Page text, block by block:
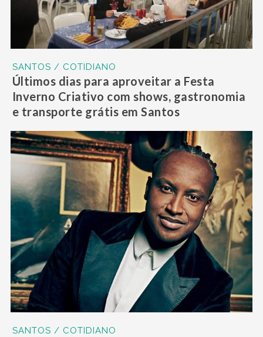
SANTOS / COTIDIANO
Últimos dias para aproveitar a Festa
Inverno Criativo com shows, gastronomia
e transporte grátis em Santos
SANTOS / COTIDIANO